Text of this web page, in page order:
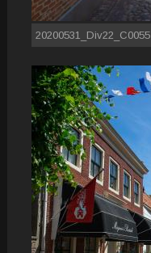
20200531_Div22_C0055